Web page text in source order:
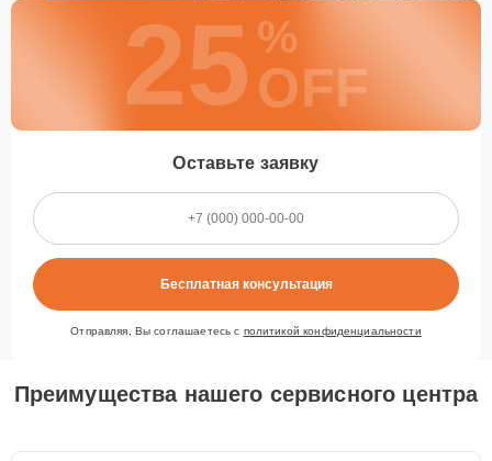
25 %
OFF
Оставьте заявку
Бесплатная консультация
Отправляя, Вы соглашаетесь с политикой конфиденциальности
Преимущества нашего сервисного центра